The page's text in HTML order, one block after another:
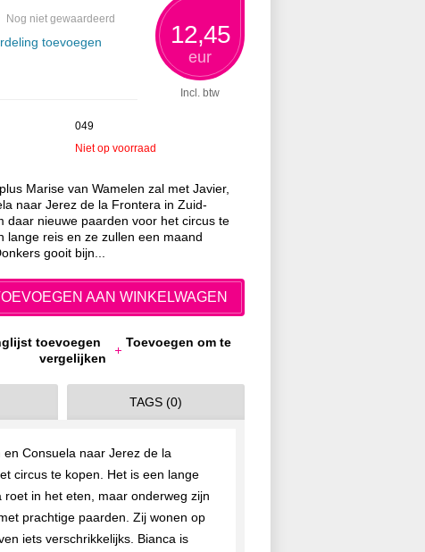
12,45
eur
Incl. btw
Nog niet gewaardeerd
toevoegen
049
Niet op voorraad
Marise van Wamelen zal met Javier,
naar Jerez de la Frontera in Zuid-
daar nieuwe paarden voor het circus te
lange reis en ze zullen een maand
gooit bijn...
AAN WINKELWAGEN
toevoegen
Toevoegen om te
vergelijken
TAGS (0)
Consuela naar Jerez de la
circus te kopen. Het is een lange
in het eten, maar onderweg zijn
prachtige paarden. Zij wonen op
iets verschrikkelijks. Bianca is